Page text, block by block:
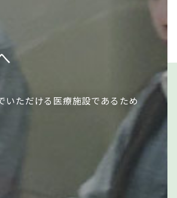
いただける医療施設であるため